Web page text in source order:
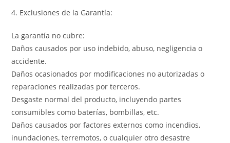
4. Exclusiones de la Garantía:
La garantía no cubre:
Daños causados por uso indebido, abuso, negligencia o
accidente.
Daños ocasionados por modificaciones no autorizadas o
reparaciones realizadas por terceros.
Desgaste normal del producto, incluyendo partes
consumibles como baterías, bombillas, etc.
Daños causados por factores externos como incendios,
inundaciones, terremotos, o cualquier otro desastre